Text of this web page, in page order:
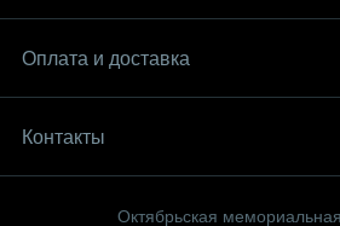
Оплата и доставка
Контакты
Октябрьская